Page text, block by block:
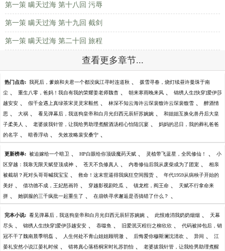
第一策 瞒天过海 第十八回 污辱
第一策 瞒天过海 第十九回 截剑
第一策 瞒天过海 第二十回 旅程
查看更多章节...
热门点击: 我死后，爹娘和夫君一个都没疯江寻时连道秋 、 拨雪寻春，烧灯续昼许曼珠于南
尘 、 重生八零，爸妈！我自有我的荣耀姜老师魏杳 、 朝来寒雨晚来风 、 锦绣人生[快穿]爱伊莎
越安安 、 假千金遇上真绿茶宋灵灵宋毅然 、 林深不知云海许云琛裴馥许云琛裴馥雪 、 醉酒情
思 、 大祸 、 看见弹幕后，我送狗皇帝和白月光归西元辰轩苏婉婉 、 和姐姐互换化兽丹后大皇
子柔美人 、 老婆拔我针管，让我给男助理煮醒酒汤程心怡陆沉宴 、 妈妈的忌日，我的葬礼爸爸
的名字 、 暗香浮动 、 失效攻略裴安桑宁 、
更新榜单: 被迫嫁给一个暗卫 、 HP白眼给你顶级魔药天赋 、 灵植带飞蓝星，全民修仙！ 、 小
区穿越：我靠无限天赋登顶成神 、 苍天不负修真人 、 内卷修仙后我从废柴成为了团宠 、 相亲
被截胡？死对头哥哥喊我宝宝 、 救命！这末世逼得我疯狂空间囤货 、 年代1959从病秧子开始的
美好 、 借功德不成，王妃怒画符 、 穿越影视剧吃瓜 、 镇龙棺，阎王命 、 天赋不行拿命来
拼 、 她驯服的三千疯批一起重生了 、 在崩铁寻求邂逅是否搞错了什么？ 、
完本小说: 看见弹幕后，我送狗皇帝和白月光归西元辰轩苏婉婉 、 此恨难消我奶奶烟烟 、 天幕
尽头 、 锦绣人生[快穿]爱伊莎越安安 、 吞噬鱼 、 旧爱泯灭程衍之柳欣欣 、 代码被掉包后，销
冠不干了魏南晨季明磊 、 人生何处不青山姐姐顾明澈 、 后悔爱你穆斯澜沈清欢 、 异间 、 江
晏礼安然小说江晏礼时候 、 错将真心落梧桐宋时礼苏韵怡 、 老婆拔我针管，让我给男助理煮醒